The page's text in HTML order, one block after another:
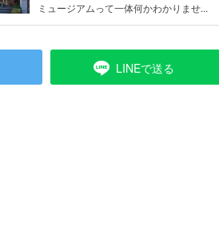
ミュージアムって一体何かわかりませ...
LINEで送る